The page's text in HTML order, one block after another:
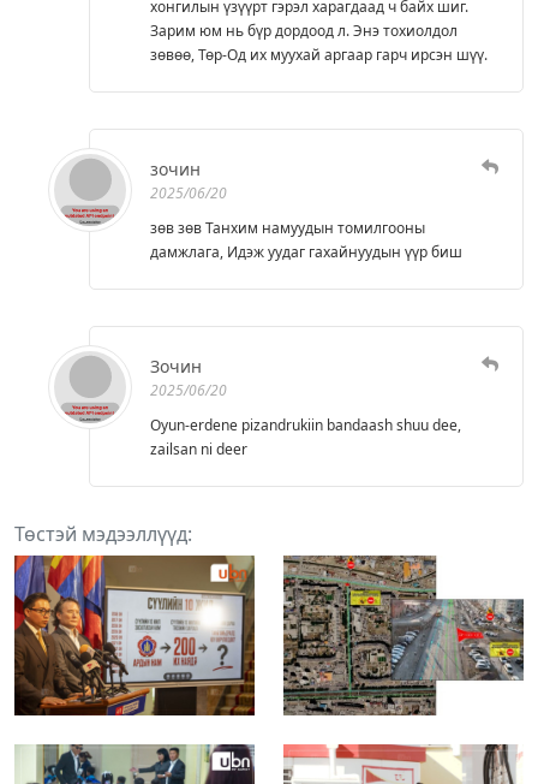
хонгилын үзүүрт гэрэл харагдаад ч байх шиг.
Зарим юм нь бүр дордоод л. Энэ тохиолдол
зөвөө, Төр-Од их муухай аргаар гарч ирсэн шүү.
зочин
2025/06/20
зөв зөв Танхим намуудын томилгооны
дамжлага, Идэж уудаг гахайнуудын үүр биш
Зочин
2025/06/20
Oyun-erdene pizandrukiin bandaash shuu dee,
zailsan ni deer
Төстэй мэдээллүүд: